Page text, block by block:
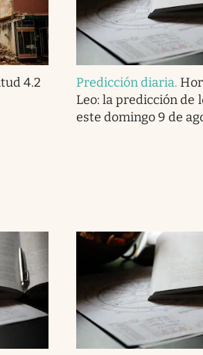
4.2
Predicción diaria.
Leo: la predicción de
este domingo 9 de